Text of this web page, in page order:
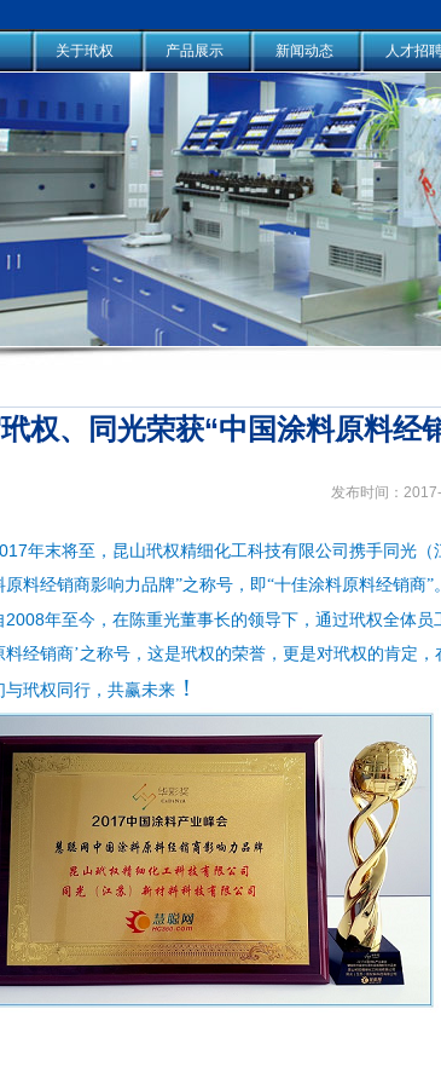
关于玳权 产品展示 新闻动态 人才招
权、同光荣获“中国涂料原料经
发布时间：
年末将至，昆山玳权精细化工科技有限公司携手同光
原料经销商影响力品牌”之称号，即“十佳涂料原料经销商”。
2008年至今，在陈重光董事长的领导下，通过玳权全体
料经销商’之称号，这是玳权的荣誉，更是对玳权的肯定
与玳权同行，共赢未来 ！